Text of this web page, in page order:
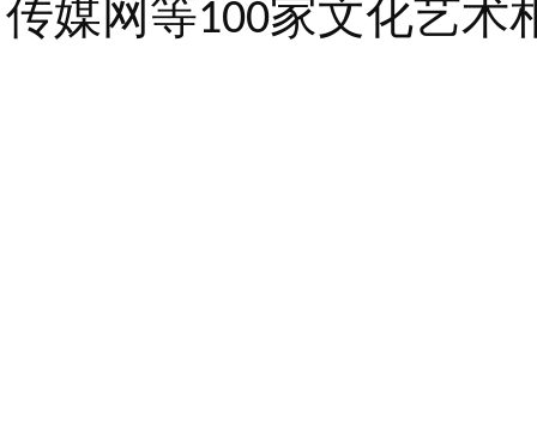
传媒网等100家文化艺术